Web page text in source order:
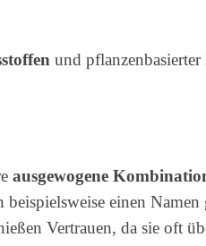
und
ausgewogene
beispielsweise einen
Vertrauen, da sie oft